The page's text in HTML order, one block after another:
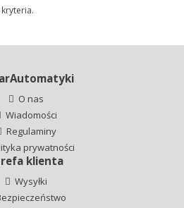
O nas
Wiadomości
Regulaminy
prywatności
klienta
Wysyłki